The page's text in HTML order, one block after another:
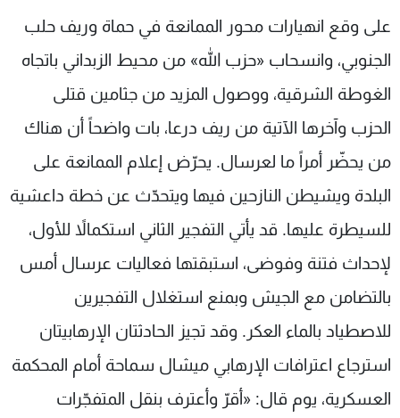
على وقع انهيارات محور الممانعة في حماة وريف حلب
الجنوبي، وانسحاب «حزب الله» من محيط الزبداني باتجاه
الغوطة الشرقية، ووصول المزيد من جثامين قتلى
الحزب وآخرها الآتية من ريف درعا، بات واضحاً أن هناك
من يحضّر أمراً ما لعرسال. يحرّض إعلام الممانعة على
البلدة ويشيطن النازحين فيها ويتحدّث عن خطة داعشية
للسيطرة عليها. قد يأتي التفجير الثاني استكمالاً للأول،
لإحداث فتنة وفوضى، استبقتها فعاليات عرسال أمس
بالتضامن مع الجيش وبمنع استغلال التفجيرين
للاصطياد بالماء العكر. وقد تجيز الحادثتان الإرهابيتان
استرجاع اعترافات الإرهابي ميشال سماحة أمام المحكمة
العسكرية، يوم قال: «أقرّ وأعترف بنقل المتفجّرات